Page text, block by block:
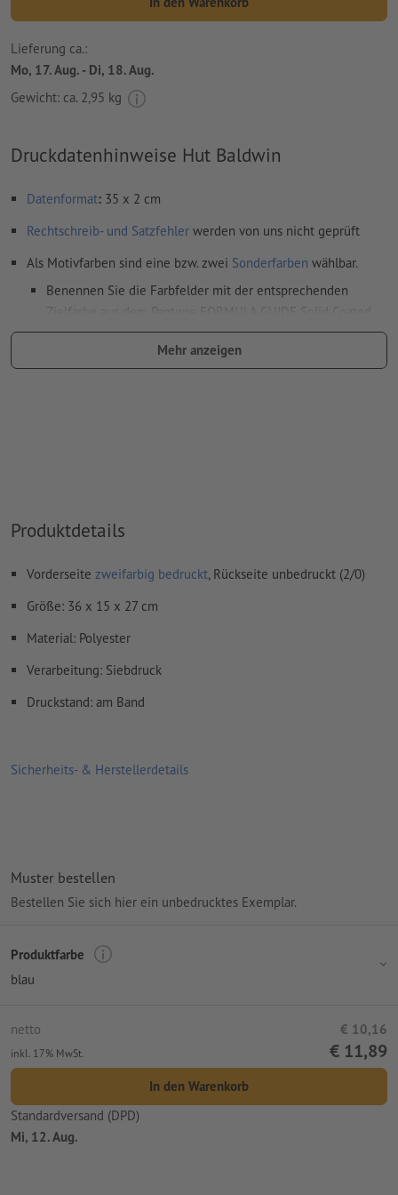
Lieferung ca.:
Mo, 17. Aug. - Di, 18. Aug.
Gewicht: ca. 2,95 kg
Druckdatenhinweise Hut Baldwin
Datenformat: 35 x 2 cm
Rechtschreib- und Satzfehler werden von uns nicht geprüft
Als Motivfarben sind eine bzw. zwei Sonderfarben wählbar.
Benennen Sie die Farbfelder mit der entsprechenden
Zielfarbe aus dem Pantone FORMULA GUIDE Solid Coated
(z.B. "Pantone 286 C").
Es sind keine Metallic- und Neonfarben möglich.
in unserem Hilfecenter.
Wie lege ich Druckdaten richtig an?
Mehr anzeigen
Produktdetails
Vorderseite zweifarbig bedruckt, Rückseite unbedruckt (2/0)
Größe: 36 x 15 x 27 cm
Material: Polyester
Verarbeitung: Siebdruck
Druckstand: am Band
Sicherheits- & Herstellerdetails
Muster bestellen
Bestellen Sie sich hier ein unbedrucktes Exemplar.
Produktfarbe
blau
netto € 10,16
inkl. 17% MwSt. € 11,89
In den Warenkorb
Standardversand (DPD)
Mi, 12. Aug.